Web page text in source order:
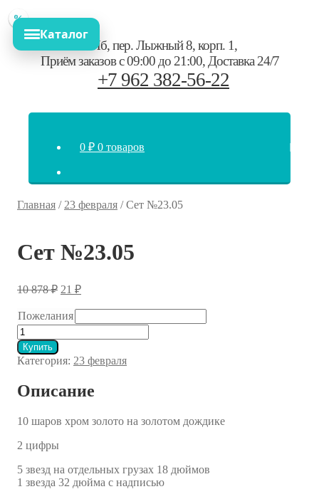
навигации
содержимому
СПб,пер. Лыжный 8, корп. 1,
Приём заказов с 09:00 до 21:00, Доставка 24/7
+7 962 382-56-22
0 ₽ 0 товаров
Каталог
Главная / 23 февраля /Сет №23.05
%
Сет №23.05
10 878₽ Первоначальная
составляла
10
878 ₽.
21 ₽Текущая
Пожелания
Количество
товара
Сет
№23.05
Купить
Категория: 23 февраля
Описание
10 шаров хром золото на золотом дождике
2 цифры
5 звезд на отдельных грузах 18 дюймов
1 звезда 32 дюйма с надписью
%
%